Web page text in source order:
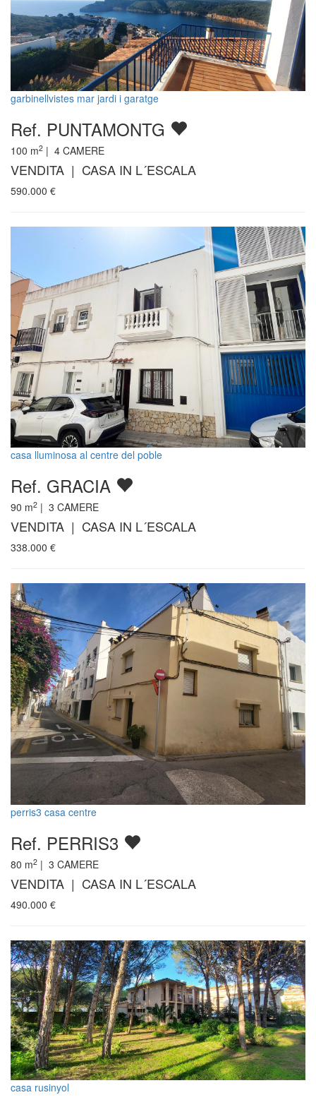
garbinellvistes mar jardi i garatge
Ref. PUNTAMONTG
100 m2 | 4 CAMERE
VENDITA | CASA IN L´ESCALA
590.000 €
casa lluminosa al centre del poble
Ref. GRACIA
90 m2 | 3 CAMERE
VENDITA | CASA IN L´ESCALA
338.000 €
perris3 casa centre
Ref. PERRIS3
80 m2 | 3 CAMERE
VENDITA | CASA IN L´ESCALA
490.000 €
casa rusinyol